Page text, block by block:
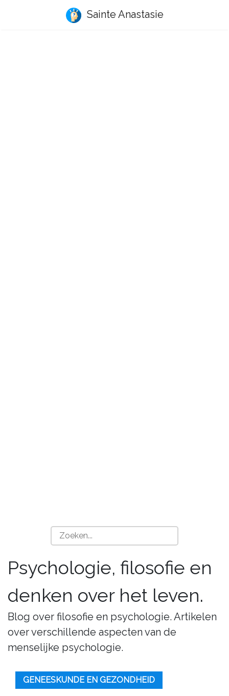
Sainte Anastasie
Psychologie, filosofie en
denken over het leven.
Blog over filosofie en psychologie. Artikelen
over verschillende aspecten van de
menselijke psychologie.
GENEESKUNDE EN GEZONDHEID